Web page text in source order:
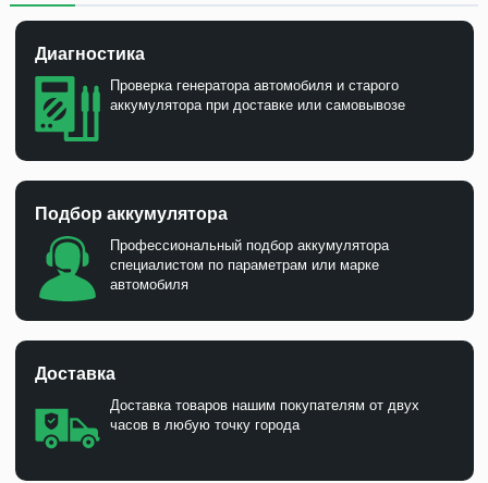
Диагностика
Проверка генератора автомобиля и старого
аккумулятора при доставке или самовывозе
Подбор аккумулятора
Профессиональный подбор аккумулятора
специалистом по параметрам или марке
автомобиля
Доставка
Доставка товаров нашим покупателям от двух
часов в любую точку города